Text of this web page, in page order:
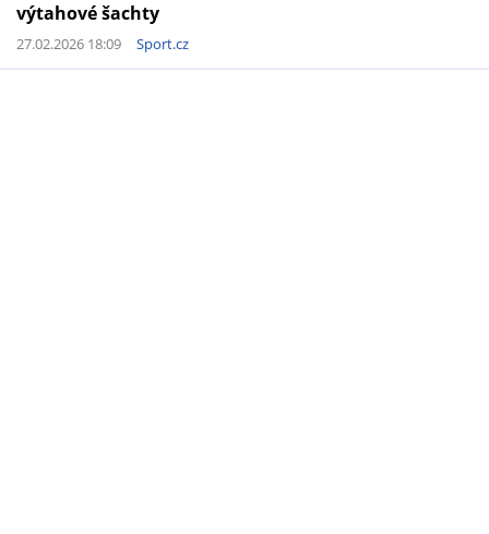
výtahové šachty
27.02.2026 18:09 Sport.cz